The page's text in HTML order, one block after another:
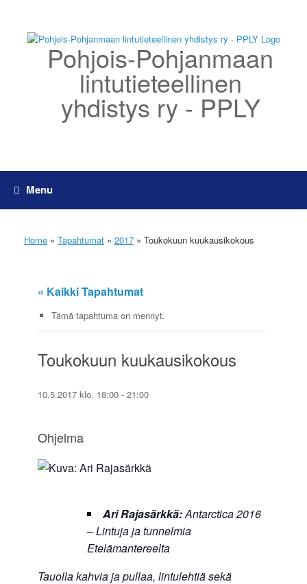
content
Pohjois-Pohjanmaan
lintutieteellinen
yhdistys ry - PPLY
Menu
Home » Tapahtumat » 2017 » Toukokuun kuukausikokous
« Kaikki Tapahtumat
Tämä tapahtuma on mennyt.
Toukokuun kuukausikokous
10.5.2017 klo. 18:00 - 21:00
Ohjelma
Ari Rajasärkkä:Antarctica 2016
– Lintuja ja tunnelmia
Etelämantereelta
Tauolla kahvia ja pullaa, lintulehtiä sekä